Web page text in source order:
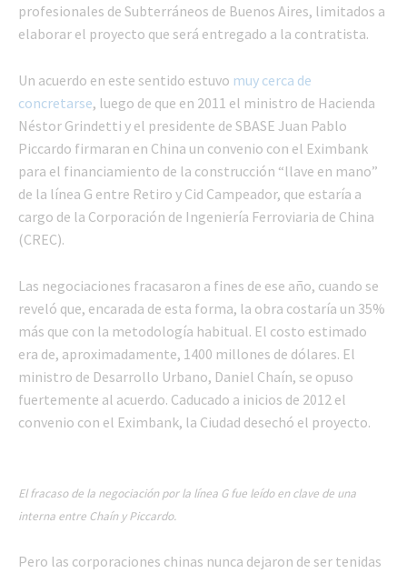
profesionales de Subterráneos de Buenos Aires, limitados a
elaborar el proyecto que será entregado a la contratista.
Un acuerdo en este sentido estuvo muy cerca de
concretarse, luego de que en 2011 el ministro de Hacienda
Néstor Grindetti y el presidente de SBASE Juan Pablo
Piccardo firmaran en China un convenio con el Eximbank
para el financiamiento de la construcción “llave en mano”
de la línea G entre Retiro y Cid Campeador, que estaría a
cargo de la Corporación de Ingeniería Ferroviaria de China
(CREC).
Las negociaciones fracasaron a fines de ese año, cuando se
reveló que, encarada de esta forma, la obra costaría un 35%
más que con la metodología habitual. El costo estimado
era de, aproximadamente, 1400 millones de dólares. El
ministro de Desarrollo Urbano, Daniel Chaín, se opuso
fuertemente al acuerdo. Caducado a inicios de 2012 el
convenio con el Eximbank, la Ciudad desechó el proyecto.
El fracaso de la negociación por la línea G fue leído en clave de una
interna entre Chaín y Piccardo.
Pero las corporaciones chinas nunca dejaron de ser tenidas